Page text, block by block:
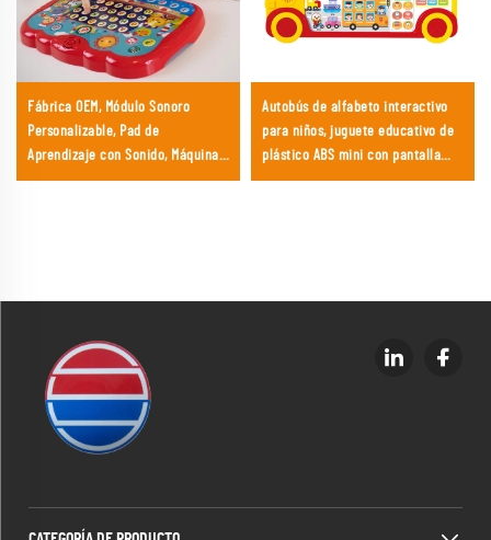
Fábrica OEM, Módulo Sonoro
Personalizable, Pad de
Aprendizaje con Sonido, Máquina
Educativa Temprana para Niños
Autobús de alfabeto interactivo
para niños, juguete educativo de
plástico ABS mini con pantalla
táctil, juguete musical con pilas,